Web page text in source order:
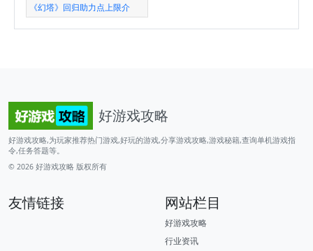
《幻塔》回归助力点上限介
好游戏攻略
好游戏攻略,为玩家推荐热门游戏,好玩的游戏,分享游戏攻略,游戏秘籍,查询单机游戏指
令,任务答题等。
© 2026 好游戏攻略 版权所有
友情链接 网站栏目
好游戏攻略
行业资讯